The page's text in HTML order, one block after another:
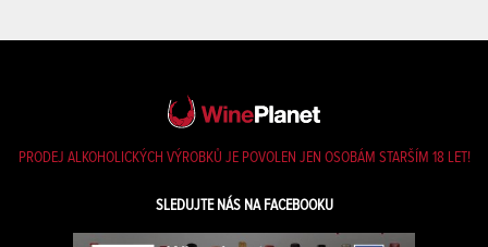
PRODEJ ALKOHOLICKÝCH VÝROBKŮ JE POVOLEN JEN OSOBÁM STARŠÍM 18 LET!
SLEDUJTE NÁS NA FACEBOOKU